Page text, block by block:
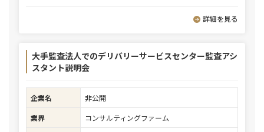
詳細を見る
大手監査法人でのデリバリーサービスセンター監査アシ
スタント説明会
企業名
非公開
業界
コンサルティングファーム